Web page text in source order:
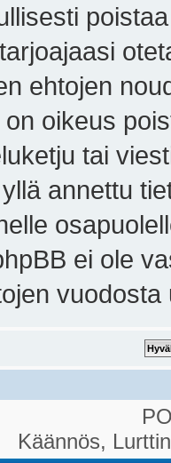
ehtojen
oikeus
tai
annettu
ei ole
Käännös,